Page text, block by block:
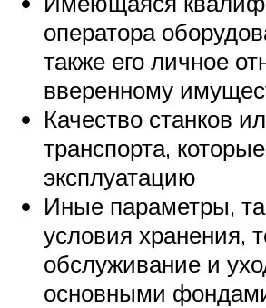
оператора
также его личное
вверенному
Качество станков
транспорта,
эксплуатацию
Иные параметры,
условия хранения,
обслуживание и
основными